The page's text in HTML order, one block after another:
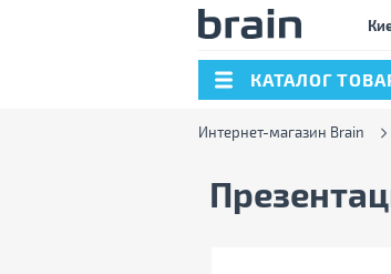
КАТАЛОГ
Интернет-магазин Brain